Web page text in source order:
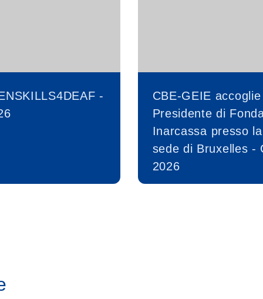
-
CBE-GEIE
Presidente di
Inarcassa presso
sede di Bruxelles -
2026